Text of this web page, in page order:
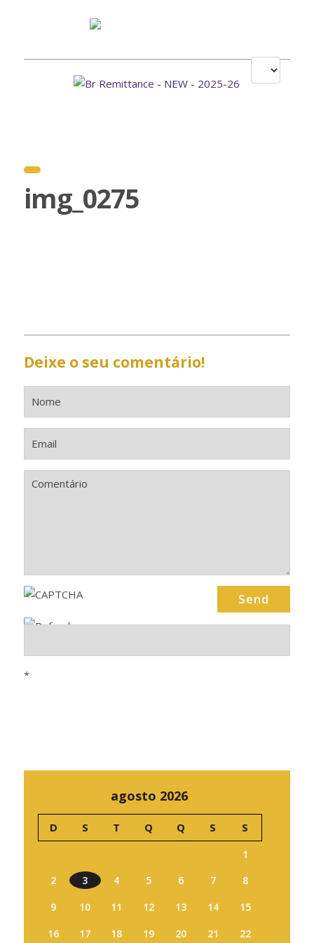
img_0275
Deixe o seu comentário!
*
agosto 2026
D S T Q Q S S
1
2
3 4 5 6 7
8
9
10 11 12 13 14
15
16
17 18 19 20 21
22